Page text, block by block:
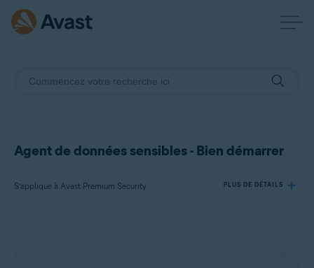
Agent de données sensibles - Bien démarrer
S’applique à Avast Premium Security PLUS DE DÉTAILS